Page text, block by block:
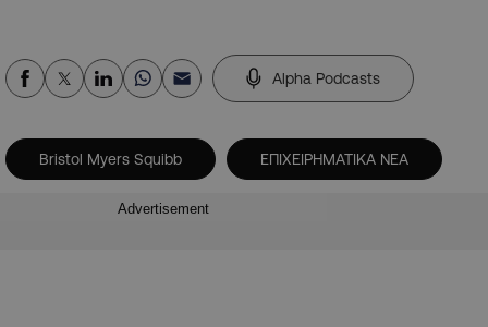
Alpha Podcasts
Bristol Myers Squibb ΕΠΙΧΕΙΡΗΜΑΤΙΚΑ ΝΕΑ
Advertisement